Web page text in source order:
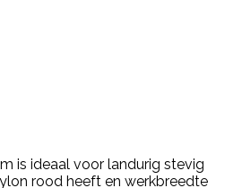
is ideaal voor landurig stevig
rood heeft en werkbreedte